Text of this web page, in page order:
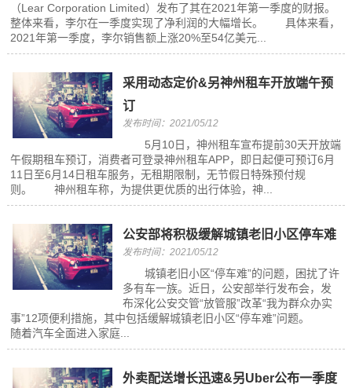
（Lear Corporation Limited）发布了其在2021年第一季度的财报。
整体来看，李尔在一季度实现了净利润的大幅增长。 具体来看，
2021年第一季度，李尔销售额上涨20%至54亿美元...
采用动态定价&另神州租车开放端午预
订
发布时间：2021/05/12
5月10日，神州租车宣布提前30天开放端
午假期租车预订，消费者可登录神州租车APP，即日起便可预订6月
11日至6月14日租车服务，无租期限制，无节假日特殊预付规
则。 神州租车称，为提供更优质的出行体验，神...
公安部将积极缓解城镇老旧小区停车难
发布时间：2021/05/12
城镇老旧小区“停车难”的问题，困扰了许
多有车一族。近日，公安部举行发布会，发
布深化公安交管“放管服”改革“我为群众办实
事”12项便利措施，其中包括缓解城镇老旧小区“停车难”问题。
随着汽车全面进入家庭...
外卖配送增长迅速&另Uber公布一季度